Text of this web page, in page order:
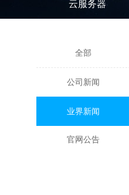
云服务器
全部
公司新闻
业界新闻
官网公告